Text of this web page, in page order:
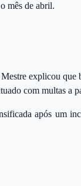
mês de abril.
explicou que
com multas a
após um